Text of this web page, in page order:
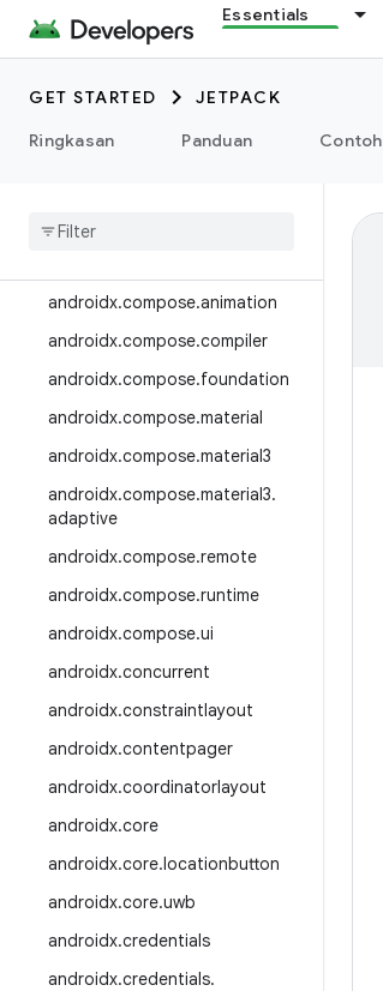
Essentials
GET STARTED
JETPACK
Ringkasan
Panduan Contoh
androidx.camera.media3
androidx.car
androidx.car.app
androidx
androidx.compose.animation
androidx.compose.compiler
androidx.compose.foundation
androidx.compose.material
androidx.compose.material3
androidx.compose.material3.
adaptive
androidx.compose.remote
androidx.compose.runtime
androidx.compose.ui
androidx.concurrent
androidx.constraintlayout
androidx.contentpager
androidx.coordinatorlayout
androidx.core
androidx.core.locationbutton
androidx.core.uwb
androidx.credentials
androidx.credentials.